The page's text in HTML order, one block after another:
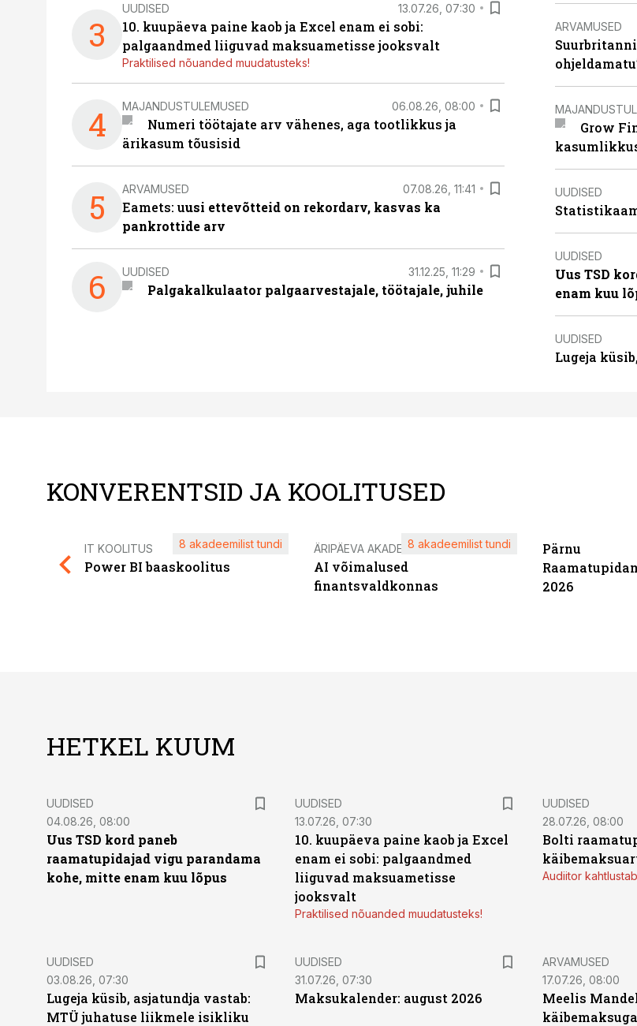
3
UUDISED 13.07.26, 07:30
10. kuupäeva paine kaob ja Excel enam ei sobi:
palgaandmed liiguvad maksuametisse jooksvalt
Praktilised nõuanded muudatusteks!
4 MAJANDUSTULEMUSED 06.08.26, 08:00
Numeri töötajate arv vähenes, aga tootlikkus ja
ärikasum tõusisid
5 ARVAMUSED 07.08.26, 11:41
Eamets: uusi ettevõtteid on rekordarv, kasvas ka
pankrottide arv
6 UUDISED 31.12.25, 11:29
Palgakalkulaator palgaarvestajale, töötajale, juhile
ARVAMUSED
Grow
UUDISED
UUDISED
Uus TSD
enam kuu
UUDISED
Lugeja
KONVERENTSID JA KOOLITUSED
IT KOOLITUS
Power BI baaskoolitus
8 akadeemilist tundi ÄRIPÄEVA AKADEEMIA
AI võimalused
finantsvaldkonnas
8 akadeemilist tundi
Pärnu
2026
HETKEL KUUM
UUDISED
04.08.26, 08:00
Uus TSD kord paneb
raamatupidajad vigu parandama
kohe, mitte enam kuu lõpus
UUDISED
13.07.26, 07:30
10. kuupäeva paine kaob ja Excel
enam ei sobi: palgaandmed
liiguvad maksuametisse
jooksvalt
Praktilised nõuanded muudatusteks!
UUDISED
28.07.26, 08:00
Bolti
Audiitor
UUDISED
03.08.26, 07:30
Lugeja küsib, asjatundja vastab:
MTÜ juhatuse liikmele isikliku
UUDISED
31.07.26, 07:30
Maksukalender: august 2026
ARVAMUSED
17.07.26, 08:00
Meelis